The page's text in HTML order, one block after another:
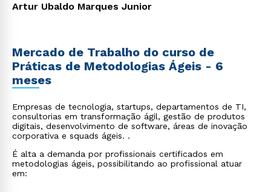
Artur Ubaldo Marques Junior
Mercado de Trabalho do curso de
Práticas de Metodologias Ágeis - 6
meses
Empresas de tecnologia, startups, departamentos de TI,
consultorias em transformação ágil, gestão de produtos
digitais, desenvolvimento de software, áreas de inovação
corporativa e squads ágeis. .
É alta a demanda por profissionais certificados em
metodologias ágeis, possibilitando ao profissional atuar
em: